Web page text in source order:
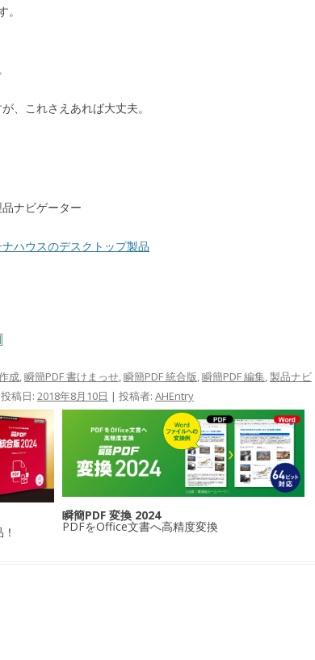
、これさえあれば大丈夫。
ナビゲーター
ハウスのデスクトップ製品
成,瞬簡PDF 書けまっせ,瞬簡PDF 統合版,瞬簡PDF 編集,製品ナビ
稿日: 2018年8月10日 | 投稿者: AHEntry
瞬簡PDF 変換 2024
PDFをOffice文書へ高精度変換